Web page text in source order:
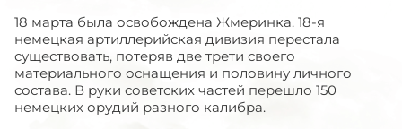
18 марта была освобождена Жмеринка. 18-я
немецкая артиллерийская дивизия перестала
существовать, потеряв две трети своего
материального оснащения и половину личного
состава. В руки советских частей перешло 150
немецких орудий разного калибра.